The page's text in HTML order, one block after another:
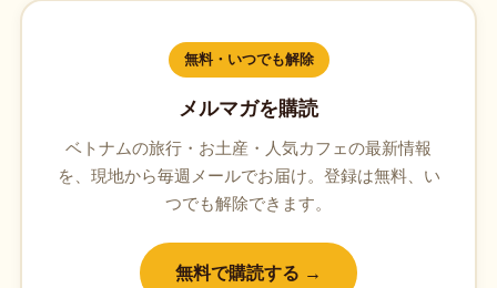
無料・いつでも解除
メルマガを購読
ベトナムの旅行・お土産・人気カフェの最新情報
を、現地から毎週メールでお届け。登録は無料、い
つでも解除できます。
無料で購読する →